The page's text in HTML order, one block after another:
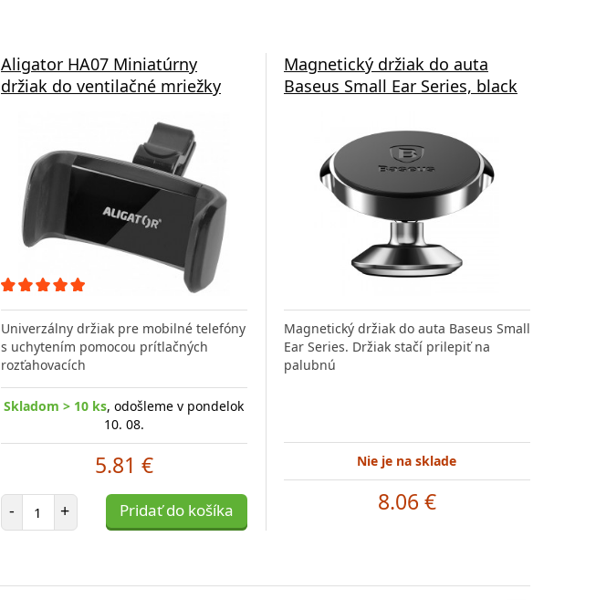
Aligator HA07 Miniatúrny
držiak do ventilačné mriežky
Univerzálny držiak pre mobilné telefóny
s uchytením pomocou prítlačných
rozťahovacích
Skladom > 10 ks, odošleme v pondelok
10. 08.
5.81 €
- Počet položiek
+ Pridať do košíka
Magnetický držiak do auta
Baseus Small Ear Series, black
Magnetický držiak do auta Baseus Small
Ear Series. Držiak stačí prilepiť na
palubnú
Nie je na sklade
8.06 €